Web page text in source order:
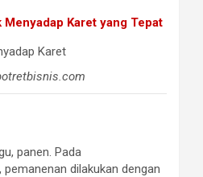
Karet yang Tepat
panen. Pada
dilakukan dengan